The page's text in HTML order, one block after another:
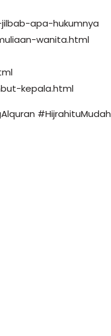
apa-hukumnya
wanita.html
kepala.html
#HijrahituMudah